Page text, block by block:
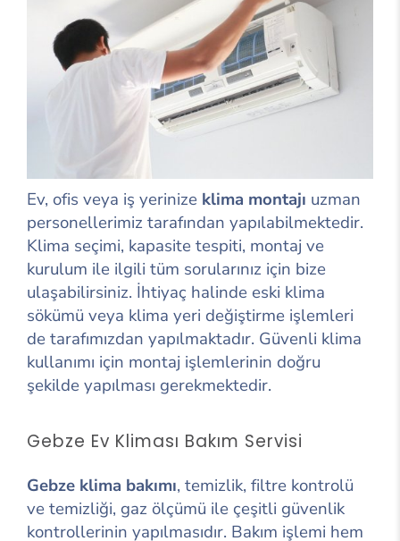
Ev, ofis veya iş yerinize klima montajı uzman
personellerimiz tarafından yapılabilmektedir.
Klima seçimi, kapasite tespiti, montaj ve
kurulum ile ilgili tüm sorularınız için bize
ulaşabilirsiniz. İhtiyaç halinde eski klima
sökümü veya klima yeri değiştirme işlemleri
de tarafımızdan yapılmaktadır. Güvenli klima
kullanımı için montaj işlemlerinin doğru
şekilde yapılması gerekmektedir.
Gebze Ev Kliması Bakım Servisi
Gebze klima bakımı, temizlik, filtre kontrolü
ve temizliği, gaz ölçümü ile çeşitli güvenlik
kontrollerinin yapılmasıdır. Bakım işlemi hem